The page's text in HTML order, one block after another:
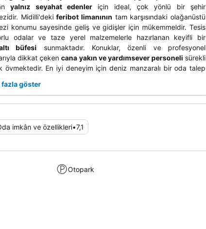
yalnız seyahat edenler için ideal, çok yönlü bir şehir
Midilli'dekiferibot limanının tam karşısındaki olağanüstü
konumu sayesinde geliş ve gidişler için mükemmeldir. Tesis
odalar ve taze yerel malzemelerle hazırlanan keyifli bir
büfesi sunmaktadır. Konuklar, özenli ve profesyonel
dikkat çekencana yakın ve yardımsever personeli sürekli
övmektedir. En iyi deneyim için deniz manzaralı bir oda talep
fazla göster
imkân ve özellikleri•7,1
Otopark